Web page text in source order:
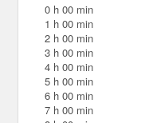
0 h 00 min
1 h 00 min
2 h 00 min
3 h 00 min
4 h 00 min
5 h 00 min
6 h 00 min
7 h 00 min